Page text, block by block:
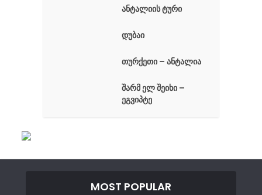
ანტალიის ტური
დუბაი
თურქეთი – ანტალია
შარმ ელ შეიხი –
ეგვიპტე
MOST POPULAR